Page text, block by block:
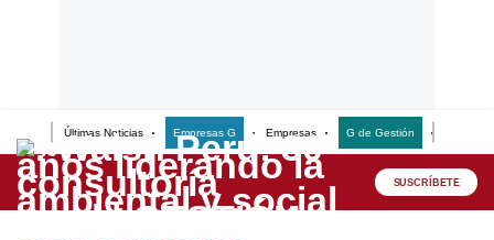
Últimas Noticias Empresas G Empresas G de Gestión
Lo último
Peru Quiosco SUSCRÍBETE